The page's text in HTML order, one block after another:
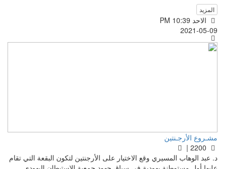
المزيد
الاحد PM 10:39
2021-05-09
مشـروع الأرجـنتين
د. عبد الوهاب المسيري وقع الاختيار على الأرجنتين لتكون البقعة التي تقام